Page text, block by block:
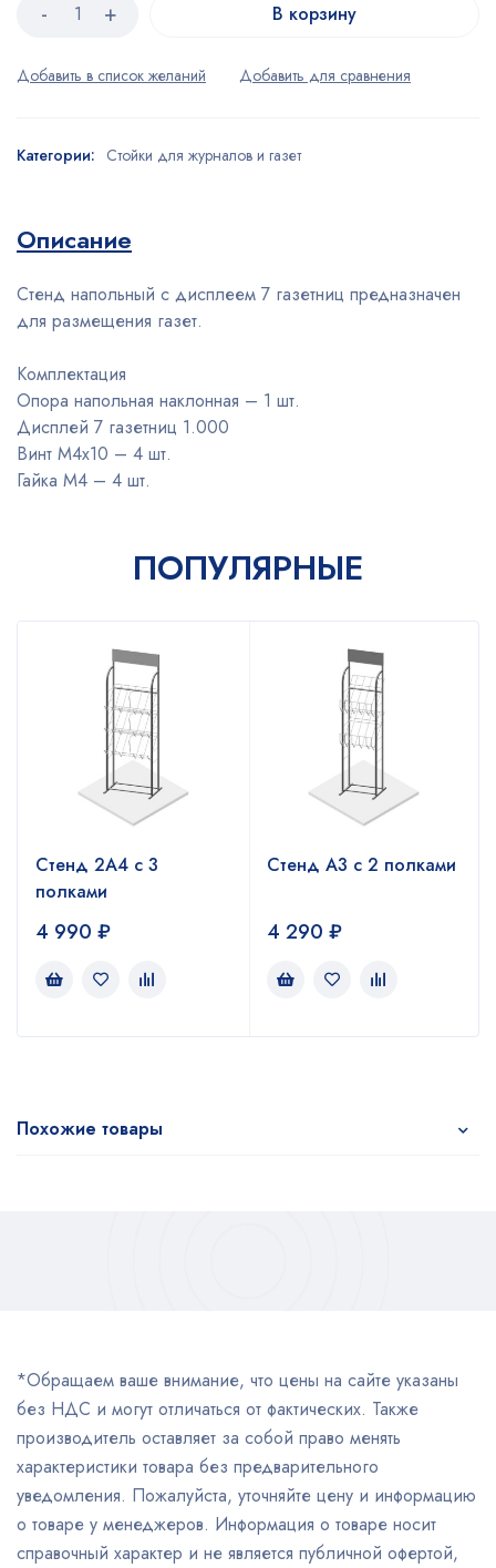
В корзину
Категории: Стойки для журналов и газет
Описание
Стенд напольный с дисплеем 7 газетниц предназначен
для размещения газет.
Комплектация
Опора напольная наклонная – 1 шт.
Дисплей 7 газетниц 1.000
Винт М4х10 – 4 шт.
Гайка М4 – 4 шт.
ПОПУЛЯРНЫЕ
Стенд 2А4 с 3
полками
4 990 ₽
Стенд А3 с 2 полками
4 290 ₽
Похожие товары
*Обращаем ваше внимание, что цены на сайте указаны
без НДС и могут отличаться от фактических. Также
производитель оставляет за собой право менять
характеристики товара без предварительного
уведомления. Пожалуйста, уточняйте цену и информацию
о товаре у менеджеров. Информация о товаре носит
справочный характер и не является публичной офертой,